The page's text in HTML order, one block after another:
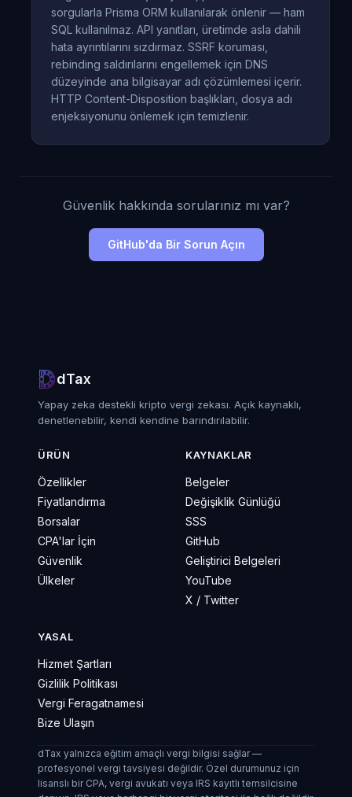
sorgularla Prisma ORM kullanılarak önlenir — ham
SQL kullanılmaz. API yanıtları, üretimde asla dahili
hata ayrıntılarını sızdırmaz. SSRF koruması,
rebinding saldırılarını engellemek için DNS
düzeyinde ana bilgisayar adı çözümlemesi içerir.
HTTP Content-Disposition başlıkları, dosya adı
enjeksiyonunu önlemek için temizlenir.
Güvenlik hakkında sorularınız mı var?
GitHub'da Bir Sorun Açın
dTax
Yapay zeka destekli kripto vergi zekası. Açık kaynaklı,
denetlenebilir, kendi kendine barındırılabilir.
ÜRÜN
Özellikler
Fiyatlandırma
Borsalar
CPA'lar İçin
Güvenlik
Ülkeler
KAYNAKLAR
Belgeler
Değişiklik Günlüğü
SSS
GitHub
Geliştirici Belgeleri
YouTube
X / Twitter
YASAL
Hizmet Şartları
Gizlilik Politikası
Vergi Feragatnamesi
Bize Ulaşın
dTax yalnızca eğitim amaçlı vergi bilgisi sağlar —
profesyonel vergi tavsiyesi değildir. Özel durumunuz için
lisanslı bir CPA, vergi avukatı veya IRS kayıtlı temsilcisine